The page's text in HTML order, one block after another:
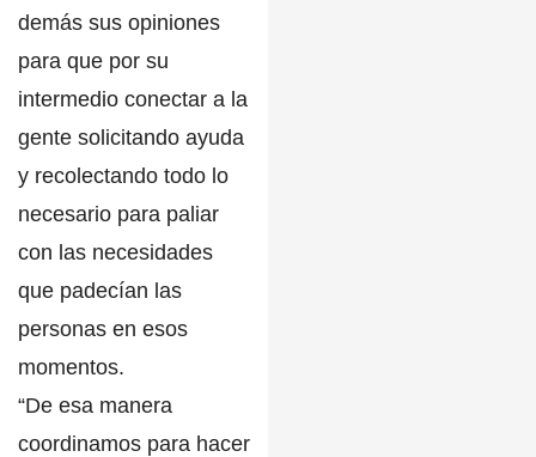
demás sus opiniones
para que por su
intermedio conectar a la
gente solicitando ayuda
y recolectando todo lo
necesario para paliar
con las necesidades
que padecían las
personas en esos
momentos.
“De esa manera
coordinamos para hacer